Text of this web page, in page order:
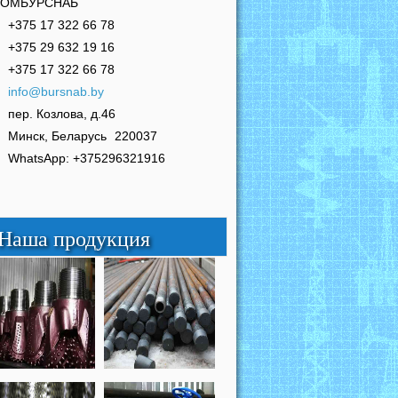
+375 17 322 66 78
+375 29 632 19 16
+375 17 322 66 78
info@bursnab.by
пер. Козлова, д.46
Минск, Беларусь 220037
WhatsApp: +375296321916
продукция